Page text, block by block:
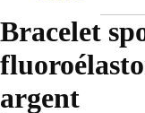
Bracelet
argent